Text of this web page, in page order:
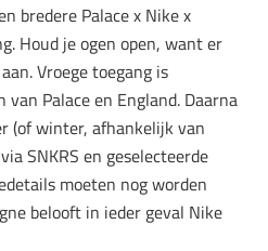
bredere Palace x Nike x
Houd je ogen open, want er
Vroege toegang is
van Palace en England. Daarna
(of winter, afhankelijk van
SNKRS en geselecteerde
moeten nog worden
belooft in ieder geval Nike